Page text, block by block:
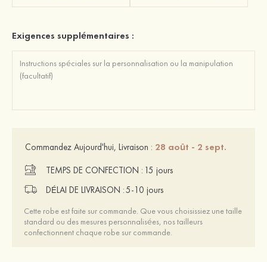
Exigences supplémentaires :
Commandez Aujourd'hui, Livraison : 28 août - 2 sept.
TEMPS DE CONFECTION : 15 jours
DÉLAI DE LIVRAISON :5-10 jours
Cette robe est faite sur commande. Que vous choisissiez une taille
standard ou des mesures personnalisées, nos tailleurs
confectionnent chaque robe sur commande.